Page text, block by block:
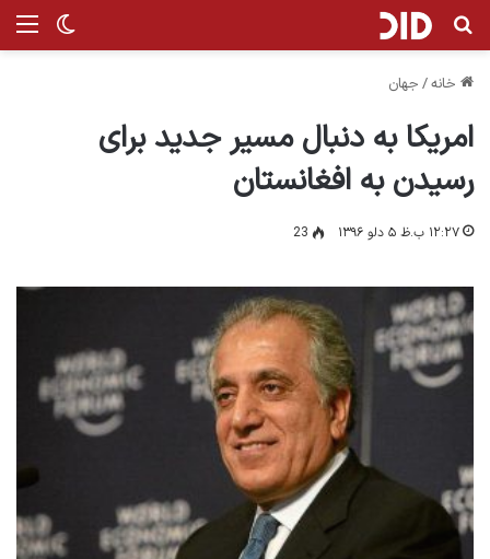
تغییر جستجو برای
خانه/ جهان
امریکا به دنبال مسیر جدید برای
رسیدن به افغانستان
۱۲:۲۷ ب.ظ ۵ دلو ۱۳۹۶ 23